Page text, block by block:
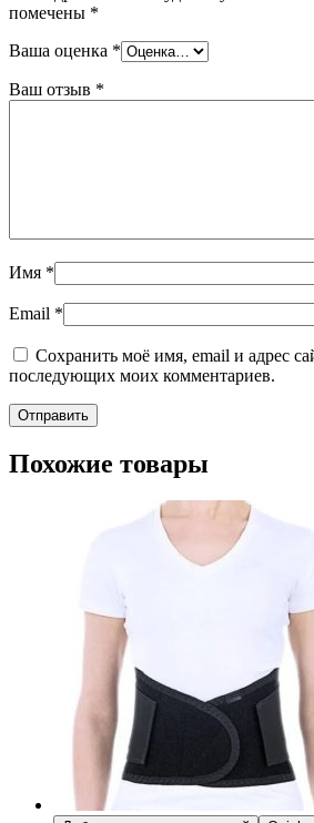
помечены *
Ваша оценка *
Ваш отзыв *
Имя *
Email *
Сохранить моё имя, email и адрес
последующих моих комментариев.
Похожие товары